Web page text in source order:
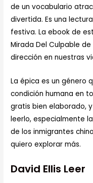
de un vocabulario
divertida. Es una
festiva. La ebook de
Mirada Del Culpable
dirección en nuestras
La épica es un género
condición humana en
gratis bien elaborado,
leerlo, especialmente
de los inmigrantes
quiero explorar más.
David Ellis Leer